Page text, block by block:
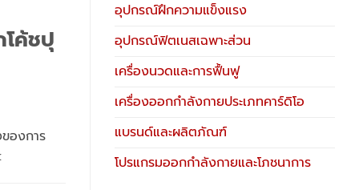
ค้ชปุ
องการ
อุปกรณ์ฝึกความแข็งแรง
อุปกรณ์ฟิตเนสเฉพาะส่วน
เครื่องนวดและการฟื้นฟู
เครื่องออกกำลังกายประเภทคาร์ดิโอ
แบรนด์และผลิตภัณฑ์
โปรแกรมออกกำลังกายและโภชนาการ